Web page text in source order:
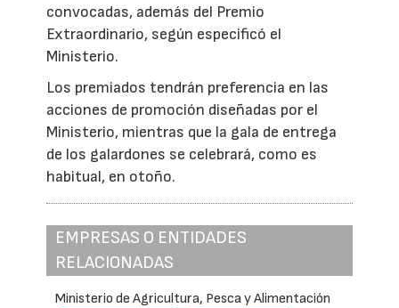
convocadas, además del Premio
Extraordinario, según especificó el
Ministerio.
Los premiados tendrán preferencia en las
acciones de promoción diseñadas por el
Ministerio, mientras que la gala de entrega
de los galardones se celebrará, como es
habitual, en otoño.
EMPRESAS O ENTIDADES
RELACIONADAS
Ministerio de Agricultura, Pesca y Alimentación